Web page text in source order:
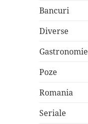
Bancuri
Diverse
Gastronomie
Poze
Romania
Seriale